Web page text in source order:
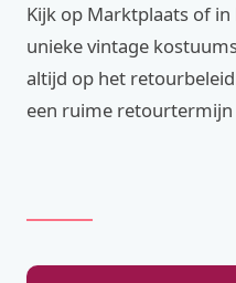
Kijk op Marktplaats of
unieke vintage
altijd op het
een ruime retourtermijn